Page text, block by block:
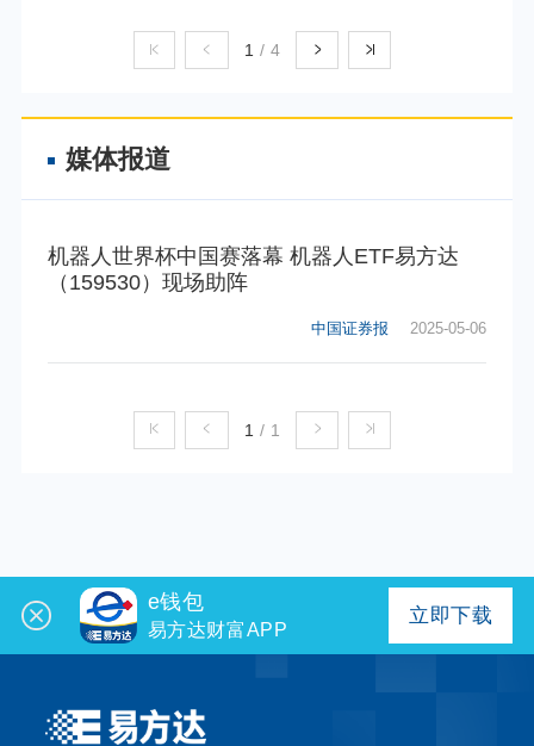
1 / 4
媒体报道
机器人世界杯中国赛落幕 机器人ETF易方达
（159530）现场助阵
中国证券报 2025-05-06
1 / 1
e钱包
易方达财富APP
立即下载